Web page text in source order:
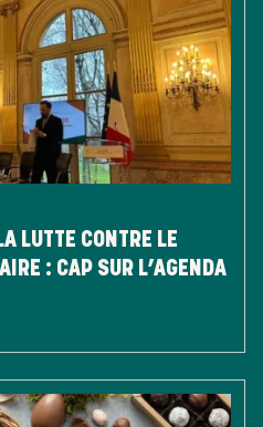
LUTTE CONTRE LE
: CAP SUR L’AGENDA